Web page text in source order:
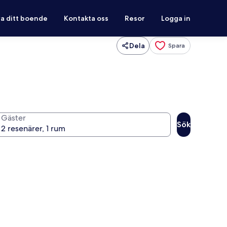
ditt boende Kontakta oss Resor Logga in
Dela Spara
Gäster
Sök